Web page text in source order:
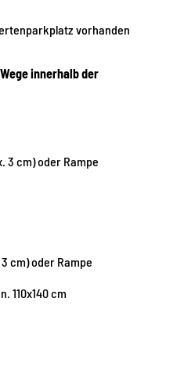
vorhanden
innerhalb der
3 cm) oder Rampe
cm) oder Rampe
110x140 cm